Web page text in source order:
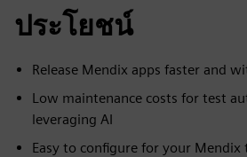
ประโยชน์
Release Mendix apps faster and
Low maintenance costs for test
leveraging AI
Easy to configure for your Mendix